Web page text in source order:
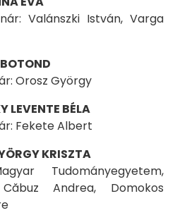
Valánszki István, Varga
Orosz György
BÉLA
Fekete Albert
KRISZTA
Tudományegyetem,
Andrea, Domokos